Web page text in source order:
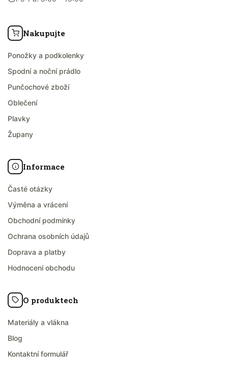
Nakupujte
Ponožky a podkolenky
Spodní a noční prádlo
Punčochové zboží
Oblečení
Plavky
Župany
Informace
Časté otázky
Výměna a vrácení
Obchodní podmínky
Ochrana osobních údajů
Doprava a platby
Hodnocení obchodu
O produktech
Materiály a vlákna
Blog
Kontaktní formulář